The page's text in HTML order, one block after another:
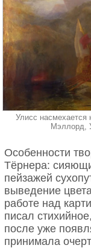
Одна из самых
Сервировка
Чайная пара
широкой. Узкая
энергию и
«земная» —
Улисс
Мэллорд,
Особенности
Тёрнера:
пейзажей
выведение
работе над
писал
после уже
принимала